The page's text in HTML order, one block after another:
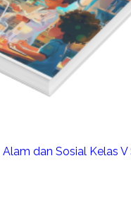
dan Sosial Kelas